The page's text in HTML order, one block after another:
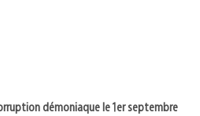
démoniaque le 1er septembre